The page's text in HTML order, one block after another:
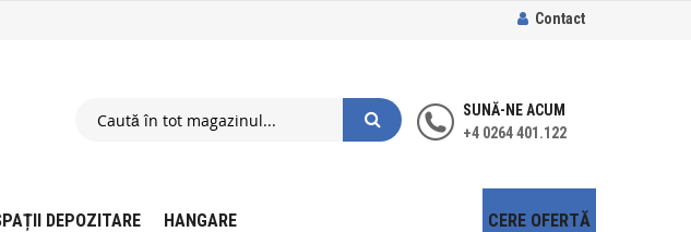
Contact
SUNĂ-NE ACUM
+4 0264 401.122
DEPOZITARE HANGARE CERE OFERTĂ